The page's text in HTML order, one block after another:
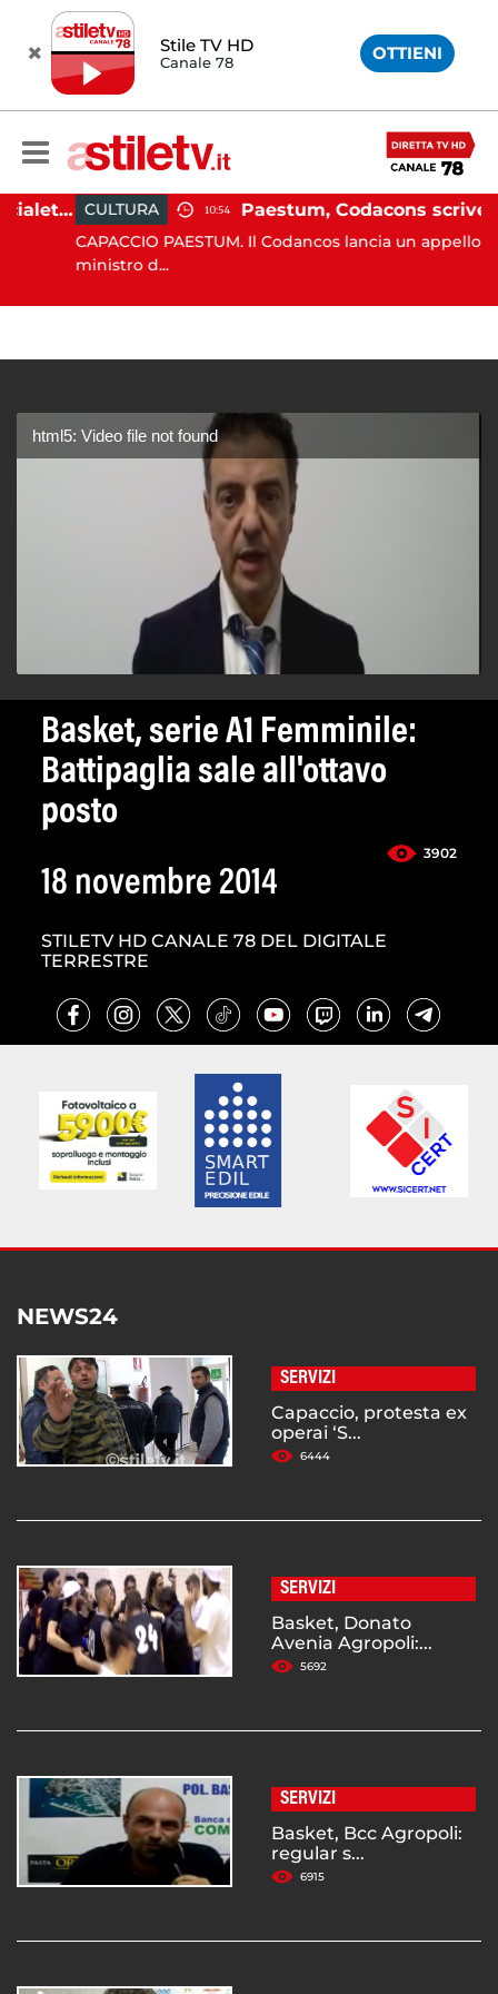
Stile TV HD
Canale 78 OTTIENI
Martina Carbonaro, braccialetto elettronico per i genitori della 14enne uccisa dall'ex CULTURA 10:54
CAPACCIO PAESTUM. Il Codancos lancia un appello al
ministro d...
html5: Video file not found
Basket, serie A1 Femminile:
Battipaglia sale all'ottavo
posto
3902
18 novembre 2014
STILETV HD CANALE 78 DEL DIGITALE
TERRESTRE
NEWS24
SERVIZI
Capaccio, protesta ex
operai ‘S...
6444
SERVIZI
Basket, Donato
Avenia Agropoli:...
5692
SERVIZI
Basket, Bcc Agropoli:
regular s...
6915